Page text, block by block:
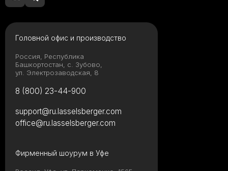
Головной офис и производство
Россия, Республика
Башкортостан, с. Зубово,
ул. Электрозаводская, 8
8 (800) 23-44-900
Фирменный шоурум в Уфе
support@ru.lasselsberger.com
office@ru.lasselsberger.com